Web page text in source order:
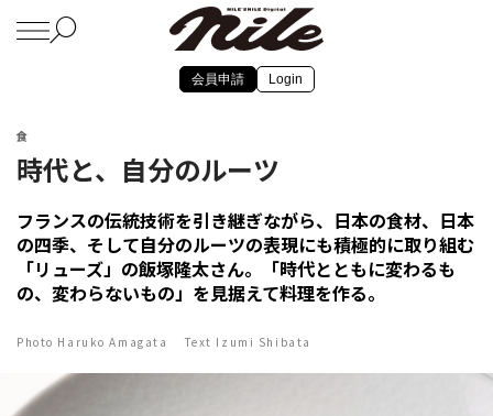
会員申請 Login
食
時代と、自分のルーツ
フランスの伝統技術を引き継ぎながら、日本の食材、日本
の四季、そして自分のルーツの表現にも積極的に取り組む
「リューズ」の飯塚隆太さん。「時代とともに変わるも
の、変わらないもの」を見据えて料理を作る。
Photo Haruko Amagata Text Izumi Shibata